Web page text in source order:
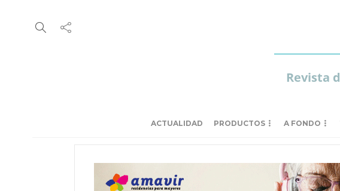
Revista
ACTUALIDAD PRODUCTOS A FONDO